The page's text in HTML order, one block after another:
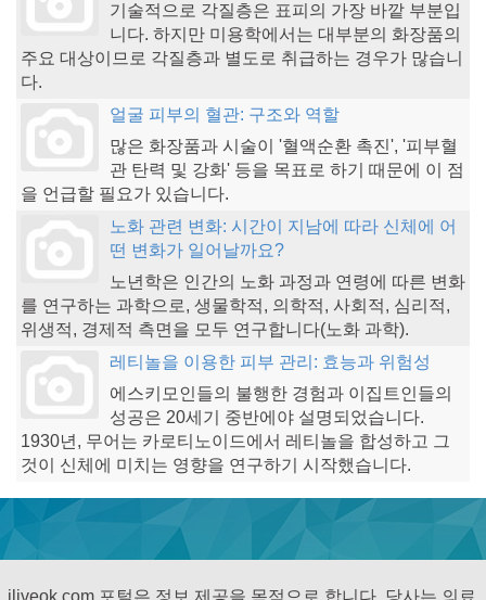
기술적으로 각질층은 표피의 가장 바깥 부분입
니다. 하지만 미용학에서는 대부분의 화장품의
주요 대상이므로 각질층과 별도로 취급하는 경우가 많습니
다.
얼굴 피부의 혈관: 구조와 역할
많은 화장품과 시술이 '혈액순환 촉진', '피부혈
관 탄력 및 강화' 등을 목표로 하기 때문에 이 점
을 언급할 필요가 있습니다.
노화 관련 변화: 시간이 지남에 따라 신체에 어
떤 변화가 일어날까요?
노년학은 인간의 노화 과정과 연령에 따른 변화
를 연구하는 과학으로, 생물학적, 의학적, 사회적, 심리적,
위생적, 경제적 측면을 모두 연구합니다(노화 과학).
레티놀을 이용한 피부 관리: 효능과 위험성
에스키모인들의 불행한 경험과 이집트인들의
성공은 20세기 중반에야 설명되었습니다.
1930년, 무어는 카로티노이드에서 레티놀을 합성하고 그
것이 신체에 미치는 영향을 연구하기 시작했습니다.
iliveok.com 포털은 정보 제공을 목적으로 합니다. 당사는 의료